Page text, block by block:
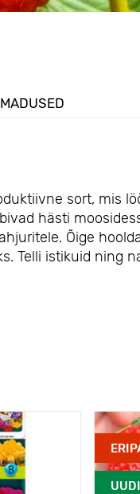
sort, mis
hästi
Õige
Telli istikuid ning